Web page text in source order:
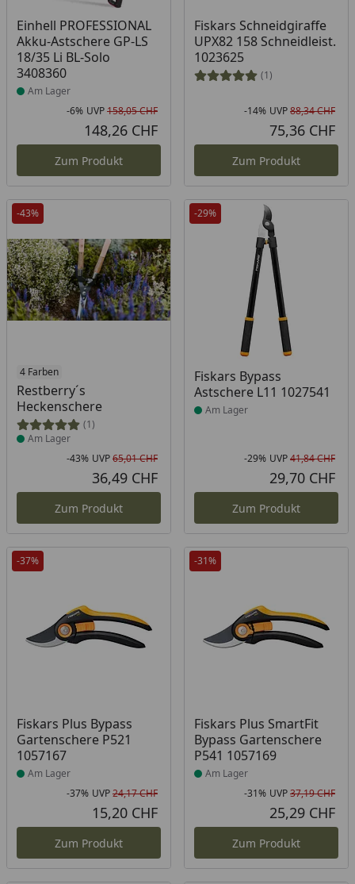
Einhell PROFESSIONAL
Akku-Astschere GP-LS
18/35 Li BL-Solo
3408360
Produkt am Lager
Am Lager
Rabatt in Prozent
-6%
Ursprünglicher Preis
UVP158,05 CHF
148,26 CHF
Zum Produkt
Fiskars Schneidgiraffe
UPX82 158 Schneidleist.
1023625
(1)
-14% UVP88,34 CHF
75,36 CHF
Zum Produkt
-43%
4 Farben
Restberry´s
Heckenschere
(1)
Produkt am Lager
Am Lager
Rabatt in Prozent
-43%
Ursprünglicher Preis
UVP65,01 CHF
36,49 CHF
Zum Produkt
-29%
Fiskars Bypass
Astschere L11 1027541
Produkt am Lager
Am Lager
-29% UVP41,84 CHF
29,70 CHF
Zum Produkt
-37%
Fiskars Plus Bypass
Gartenschere P521
1057167
Produkt am Lager
Am Lager
Rabatt in Prozent
-37%
Ursprünglicher Preis
UVP24,17 CHF
15,20 CHF
Zum Produkt
-31%
Fiskars Plus SmartFit
Bypass Gartenschere
P541 1057169
Produkt am Lager
Am Lager
-31% UVP37,19 CHF
25,29 CHF
Zum Produkt